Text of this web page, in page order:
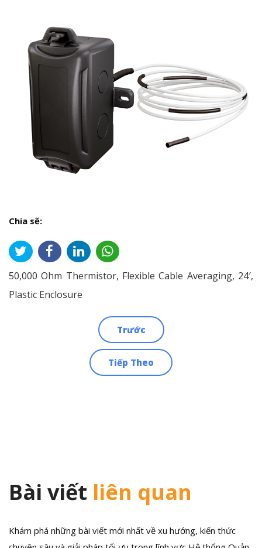
Chia sẽ:
50,000 Ohm Thermistor, Flexible Cable Averaging, 24′,
Plastic Enclosure
Trước
Tiếp Theo
Bài viết liên quan
Khám phá những bài viết mới nhất về xu hướng, kiến thức